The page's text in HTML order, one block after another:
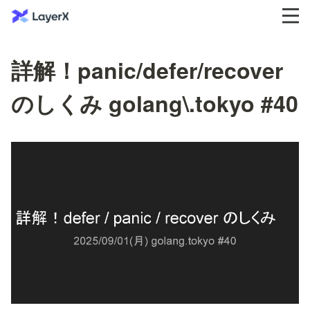
詳解！panic/defer/recover
のしくみ golang\.tokyo #40